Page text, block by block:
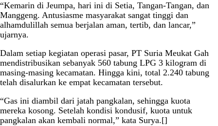
“Kemarin di Jeumpa, hari ini di Setia, Tangan-Tangan, dan
Manggeng. Antusiasme masyarakat sangat tinggi dan
alhamdulillah semua berjalan aman, tertib, dan lancar,”
ujarnya.
Dalam setiap kegiatan operasi pasar, PT Suria Meukat Gah
mendistribusikan sebanyak 560 tabung LPG 3 kilogram di
masing-masing kecamatan. Hingga kini, total 2.240 tabung
telah disalurkan ke empat kecamatan tersebut.
“Gas ini diambil dari jatah pangkalan, sehingga kuota
mereka kosong. Setelah kondisi kondusif, kuota untuk
pangkalan akan kembali normal,” kata Surya.[]